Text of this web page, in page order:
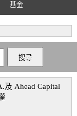
基金
及 Ahead Capital